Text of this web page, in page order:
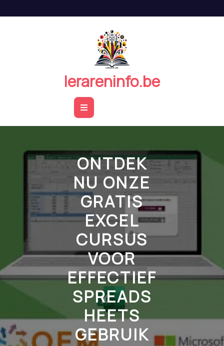
de
lerareninfo.be
Open
Button
ONTDEK
NU ONZE
GRATIS
EXCEL
CURSUS
VOOR
EFFECTIEF
SPREADS
HEETS
GEBRUIK